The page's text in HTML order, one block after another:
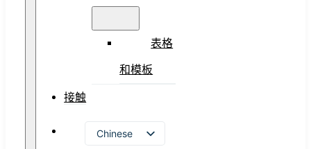
表格
和模板
接触
Chinese